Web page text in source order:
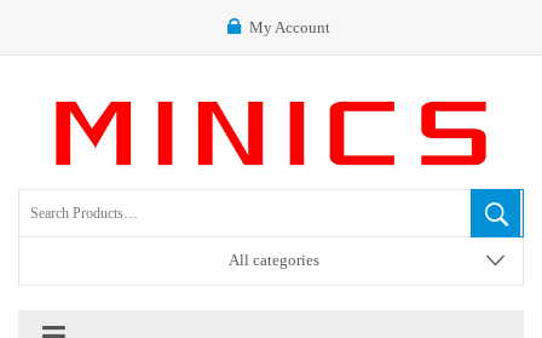
My Account
All categories